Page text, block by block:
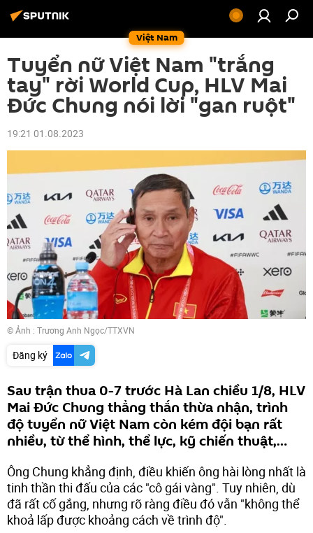
Việt Nam
Tuyển nữ Việt Nam "trắng
tay" rời World Cup, HLV Mai
Đức Chung nói lời "gan ruột"
19:21 01.08.2023
© Ảnh : Trương Anh Ngọc/TTXVN
Đăng ký
Sau trận thua 0-7 trước Hà Lan chiều 1/8, HLV
Mai Đức Chung thẳng thắn thừa nhận, trình
độ tuyển nữ Việt Nam còn kém đội bạn rất
nhiều, từ thể hình, thể lực, kỹ chiến thuật,…
Ông Chung khẳng định, điều khiến ông hài lòng nhất là
tinh thần thi đấu của các "cô gái vàng". Tuy nhiên, dù
đã rất cố gắng, nhưng rõ ràng điều đó vẫn "không thể
khoả lấp được khoảng cách về trình độ".